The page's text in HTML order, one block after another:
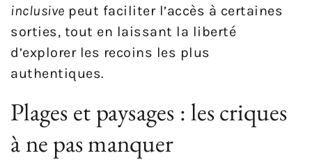
inclusive peut faciliter l’accès à certaines
sorties, tout en laissant la liberté
d’explorer les recoins les plus
authentiques.
Plages et paysages : les criques
à ne pas manquer